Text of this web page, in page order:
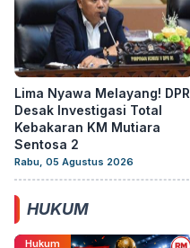
Lima Nyawa Melayang! DPR
Desak Investigasi Total
Kebakaran KM Mutiara
Sentosa 2
Rabu, 05 Agustus 2026
HUKUM
Hukum